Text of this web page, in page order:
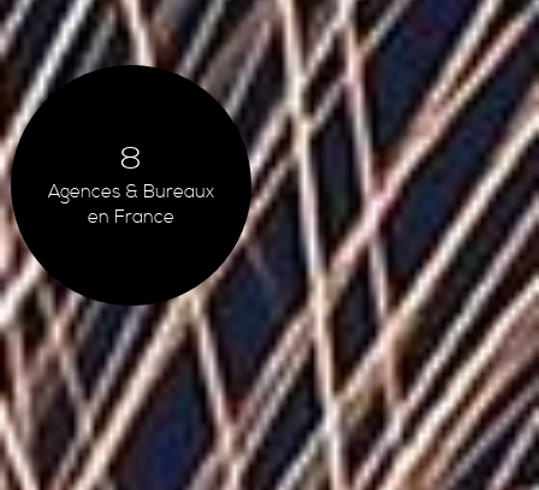
8
Agences & Bureaux
en France